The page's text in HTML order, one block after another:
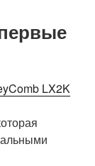
LX2K